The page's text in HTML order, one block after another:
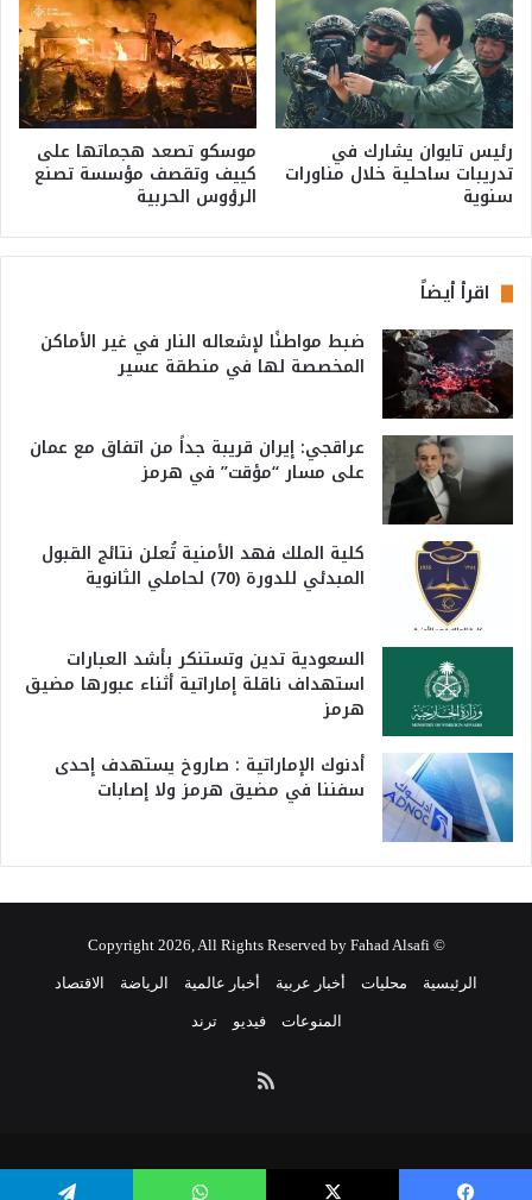
رئيس تايوان يشارك في
تدريبات ساحلية خلال مناورات
سنوية
موسكو تصعد هجماتها على
كييف وتقصف مؤسسة تصنع
الرؤوس الحربية
اقرأ أيضاً
ضبط مواطنًا لإشعاله النار في غير الأماكن
المخصصة لها في منطقة عسير
عراقجي: إيران قريبة جداً من اتفاق مع عمان
على مسار “مؤقت” في هرمز
كلية الملك فهد الأمنية تُعلن نتائج القبول
المبدئي للدورة (70) لحاملي الثانوية
السعودية تدين وتستنكر بأشد العبارات
استهداف ناقلة إماراتية أثناء عبورها مضيق
هرمز
أدنوك الإماراتية : صاروخ يستهدف إحدى
سفننا في مضيق هرمز ولا إصابات
© Copyright 2026, All Rights Reserved by Fahad Alsafi
الرئيسية محليات أخبار عربية أخبار عالمية الرياضة الاقتصاد
المنوعات فيديو ترند